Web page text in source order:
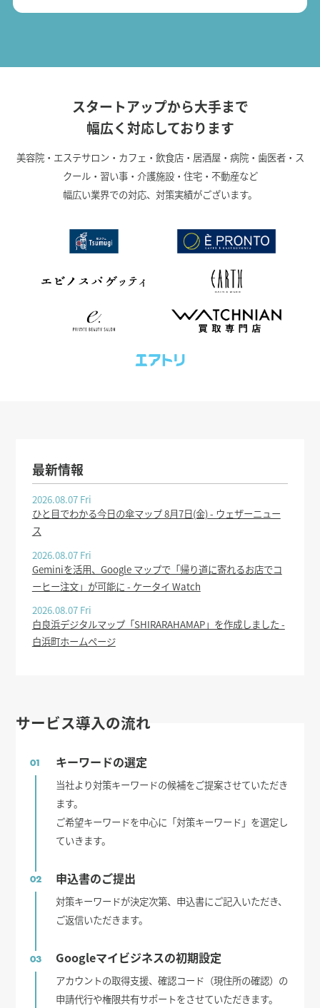
スタートアップから大手まで
幅広く対応しております
美容院・エステサロン・カフェ・飲食店・居酒屋・病院・歯医者・ス
クール・習い事・介護施設・住宅・不動産など
幅広い業界での対応、対策実績がございます。
最新情報
2026.08.07 Fri
ひと目でわかる今日の傘マップ 8月7日(金) - ウェザーニュー
ス
2026.08.07 Fri
Geminiを活用、Google マップで「帰り道に寄れるお店でコ
ーヒー注文」が可能に - ケータイ Watch
2026.08.07 Fri
白良浜デジタルマップ「SHIRARAHAMAP」を作成しました -
白浜町ホームページ
サービス導入の流れ
01 キーワードの選定
当社より対策キーワードの候補をご提案させていただき
ます。
ご希望キーワードを中心に「対策キーワード」を選定し
ていきます。
02 申込書のご提出
対策キーワードが決定次第、申込書にご記入いただき、
ご返信いただきます。
03 Googleマイビジネスの初期設定
アカウントの取得支援、確認コード（現住所の確認）の
申請代行や権限共有サポートをさせていただきます。